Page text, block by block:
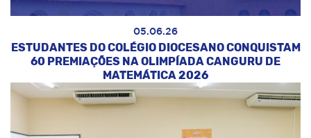
05.06.26
ESTUDANTES DO COLÉGIO DIOCESANO CONQUISTAM
60 PREMIAÇÕES NA OLIMPÍADA CANGURU DE
MATEMÁTICA 2026